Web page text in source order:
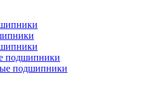
подшипники
подшипники